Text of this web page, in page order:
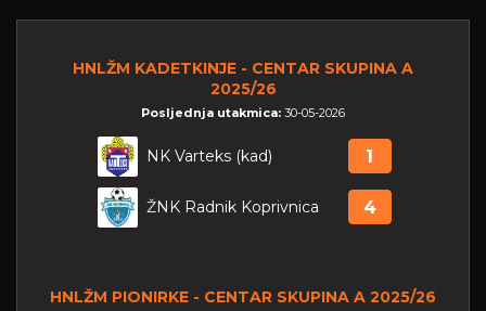
HNLŽM KADETKINJE - CENTAR SKUPINA A
2025/26
Posljednja utakmica: 30-05-2026
NK Varteks (kad) 1
ŽNK Radnik Koprivnica 4
HNLŽM PIONIRKE - CENTAR SKUPINA A 2025/26